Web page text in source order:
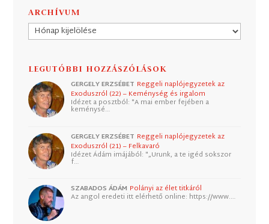
ARCHÍVUM
Archívum
LEGUTÓBBI HOZZÁSZÓLÁSOK
GERGELY ERZSÉBET Reggeli naplójegyzetek az
Exoduszról (22) – Keménység és irgalom
Idézet a posztból: "A mai ember fejében a
keménysé…
GERGELY ERZSÉBET Reggeli naplójegyzetek az
Exoduszról (21) – Felkavaró
Idézet Ádám imájából: "„Urunk, a te igéd sokszor
f…
SZABADOS ÁDÁM Polányi az élet titkáról
Az angol eredeti itt elérhető online: https://www.…